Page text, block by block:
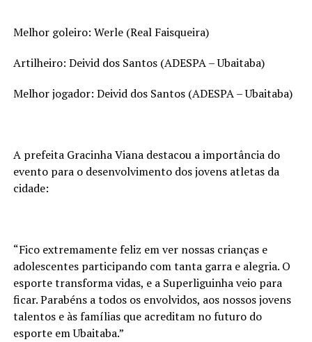
Melhor goleiro: Werle (Real Faisqueira)
Artilheiro: Deivid dos Santos (ADESPA – Ubaitaba)
Melhor jogador: Deivid dos Santos (ADESPA – Ubaitaba)
A prefeita Gracinha Viana destacou a importância do
evento para o desenvolvimento dos jovens atletas da
cidade:
“Fico extremamente feliz em ver nossas crianças e
adolescentes participando com tanta garra e alegria. O
esporte transforma vidas, e a Superliguinha veio para
ficar. Parabéns a todos os envolvidos, aos nossos jovens
talentos e às famílias que acreditam no futuro do
esporte em Ubaitaba.”